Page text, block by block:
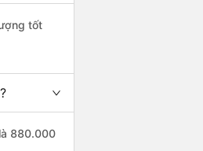
tốt
880.000